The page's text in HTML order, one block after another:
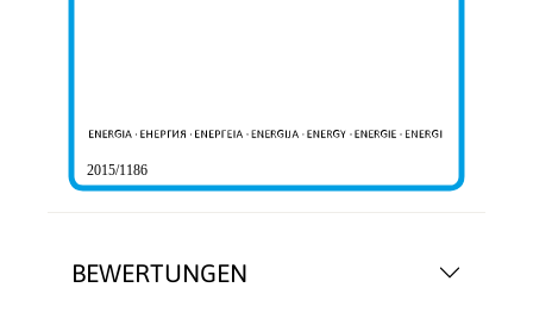
BEWERTUNGEN
2015/1186